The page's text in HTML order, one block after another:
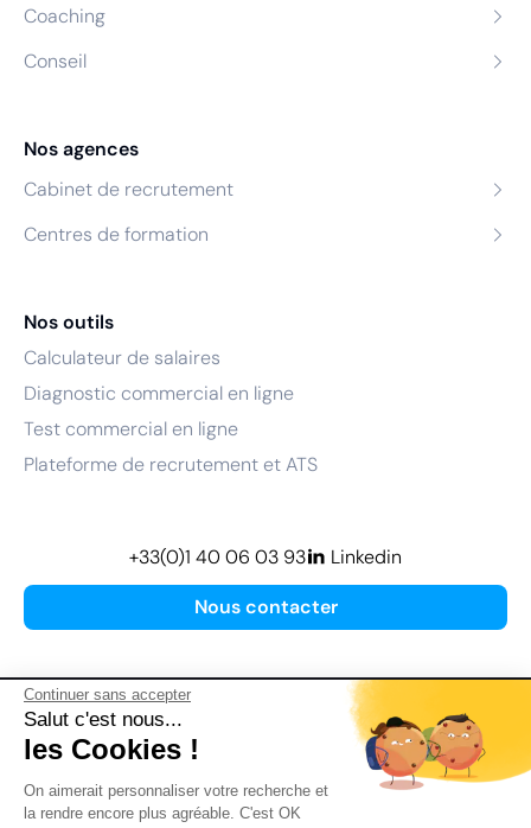
Continuer sans accepter
Salut c'est nous...
les Cookies !
On aimerait personnaliser votre recherche et
la rendre encore plus agréable. C'est OK
Coaching
Conseil
Nos agences
Cabinet de recrutement
Centres de formation
Nos outils
Calculateur de salaires
Diagnostic commercial en ligne
Test commercial en ligne
Plateforme de recrutement et ATS
Nous contacter
+33(0)1 40 06 03 93 Linkedin
Plan de site
Mentions légales